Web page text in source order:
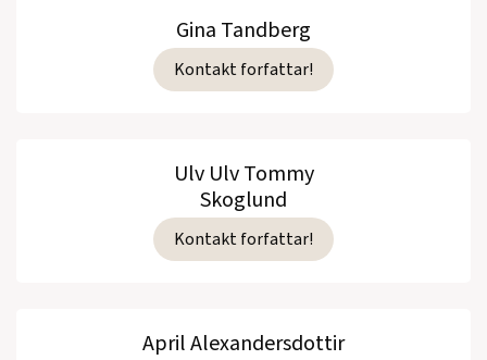
Gina Tandberg
Kontakt forfattar!
Ulv Ulv Tommy
Skoglund
Kontakt forfattar!
April Alexandersdottir